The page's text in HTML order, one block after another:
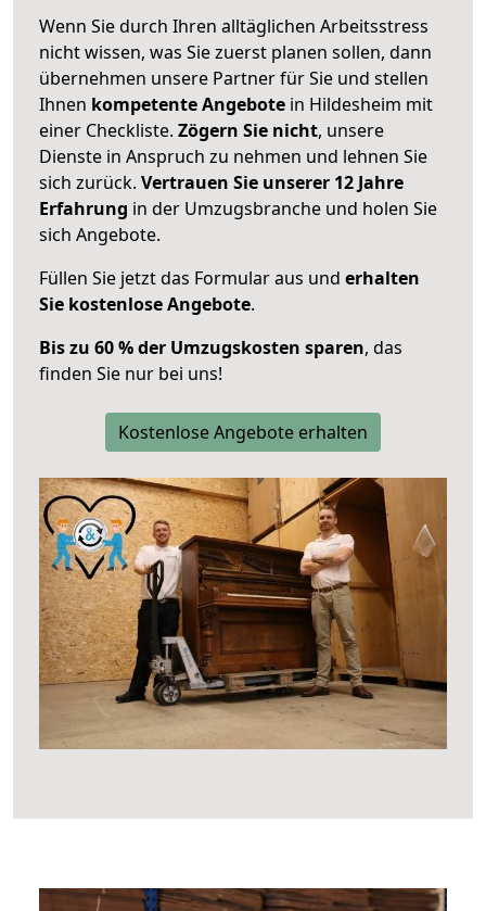
Wenn Sie durch Ihren alltäglichen Arbeitsstress
nicht wissen, was Sie zuerst planen sollen, dann
übernehmen unsere Partner für Sie und stellen
Ihnen kompetente Angebote in Hildesheim mit
einer Checkliste. Zögern Sie nicht, unsere
Dienste in Anspruch zu nehmen und lehnen Sie
sich zurück. Vertrauen Sie unserer 12 Jahre
Erfahrung in der Umzugsbranche und holen Sie
sich Angebote.
Füllen Sie jetzt das Formular aus und erhalten
Sie kostenlose Angebote.
Bis zu 60 % der Umzugskosten sparen, das
finden Sie nur bei uns!
Kostenlose Angebote erhalten